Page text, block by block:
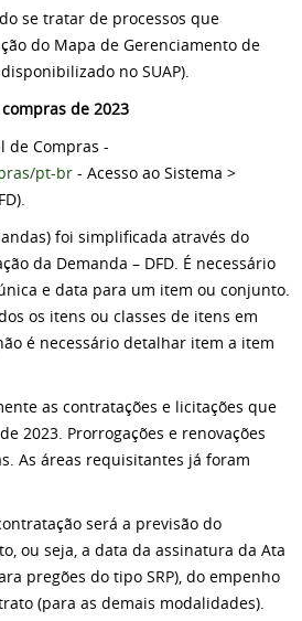
se tratar de processos que
do Mapa de Gerenciamento de
no SUAP).
de 2023
de Compras -
pt-br - Acesso ao Sistema >
foi simplificada através do
da Demanda – DFD. É necessário
e data para um item ou conjunto.
os itens ou classes de itens em
é necessário detalhar item a item
as contratações e licitações que
2023. Prorrogações e renovações
As áreas requisitantes já foram
será a previsão do
ou seja, a data da assinatura da Ata
pregões do tipo SRP), do empenho
(para as demais modalidades).